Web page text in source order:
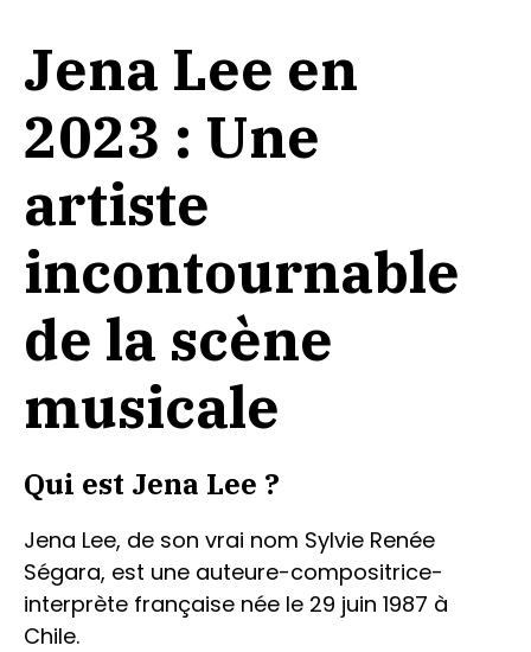
Jena Lee en
2023 : Une
artiste
incontournable
de la scène
musicale
Qui est Jena Lee ?
Jena Lee, de son vrai nom Sylvie Renée
Ségara, est une auteure-compositrice-
interprète française née le 29 juin 1987 à
Chile.